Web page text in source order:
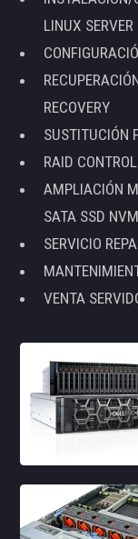
LINUX SERVER
RECOVERY
SUSTITUCIÓN
RAID
AMPLIACIÓN
SATA SSD
SERVICIO
VENTA